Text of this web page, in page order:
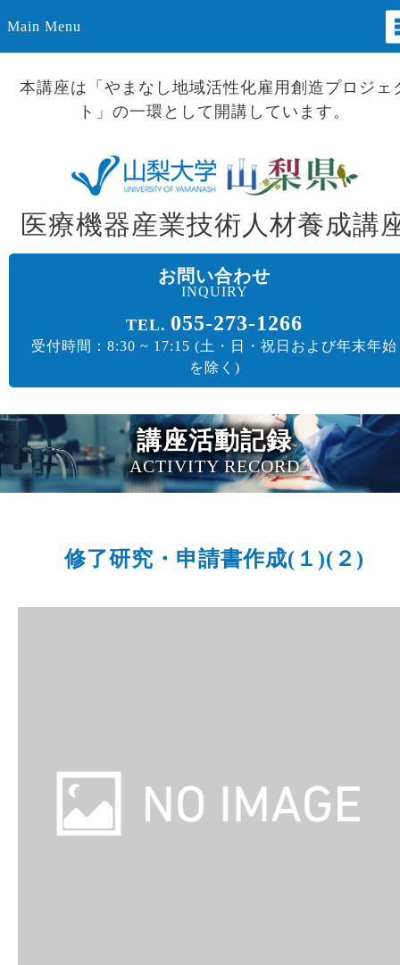
Main Menu
本講座は「やまなし地域活性化雇用創造プロジェ
ト」の一環として開講しています。
医療機器産業技術人材養成講
お問い合わせ
INQUIRY
TEL. 055-273-1266
受付時間：8:30 ~ 17:15 (土・日・祝日および年末年始
を除く)
講座活動記録
ACTIVITY RECORD
修了研究・申請書作成(１)(２)